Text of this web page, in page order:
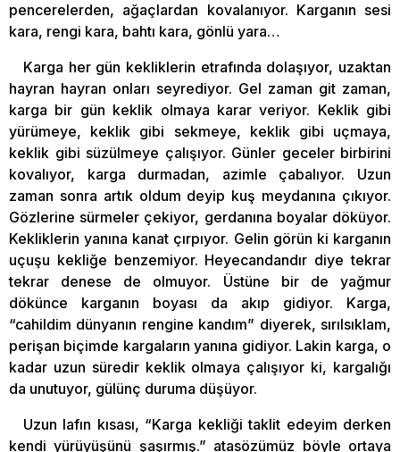
pencerelerden, ağaçlardan kovalanıyor. Karganın sesi
kara, rengi kara, bahtı kara, gönlü yara…
Karga her gün kekliklerin etrafında dolaşıyor, uzaktan
hayran hayran onları seyrediyor. Gel zaman git zaman,
karga bir gün keklik olmaya karar veriyor. Keklik gibi
yürümeye, keklik gibi sekmeye, keklik gibi uçmaya,
keklik gibi süzülmeye çalışıyor. Günler geceler birbirini
kovalıyor, karga durmadan, azimle çabalıyor. Uzun
zaman sonra artık oldum deyip kuş meydanına çıkıyor.
Gözlerine sürmeler çekiyor, gerdanına boyalar döküyor.
Kekliklerin yanına kanat çırpıyor. Gelin görün ki karganın
uçuşu kekliğe benzemiyor. Heyecandandır diye tekrar
tekrar denese de olmuyor. Üstüne bir de yağmur
dökünce karganın boyası da akıp gidiyor. Karga,
“cahildim dünyanın rengine kandım” diyerek, sırılsıklam,
perişan biçimde kargaların yanına gidiyor. Lakin karga, o
kadar uzun süredir keklik olmaya çalışıyor ki, kargalığı
da unutuyor, gülünç duruma düşüyor.
Uzun lafın kısası, “Karga kekliği taklit edeyim derken
kendi yürüyüşünü şaşırmış.” atasözümüz böyle ortaya